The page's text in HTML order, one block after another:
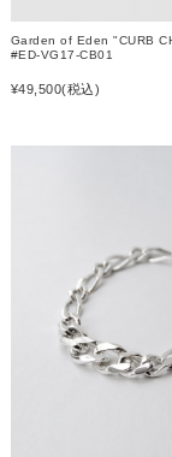
Garden of Eden "CURB
#ED-VG17-CB01
¥49,500(税込)